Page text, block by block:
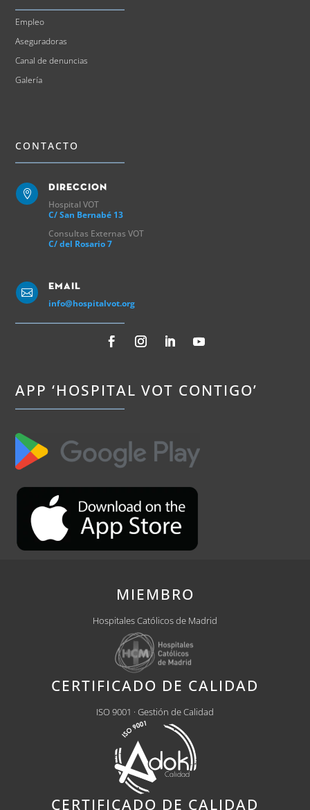
Empleo
Aseguradoras
Canal de denuncias
Galería
CONTACTO

Direccion
Hospital VOT
C/ San Bernabé 13
Consultas Externas VOT
C/ del Rosario 7

Email
info@hospitalvot.org
APP ‘HOSPITAL VOT CONTIGO’
MIEMBRO
Hospitales Católicos de Madrid
CERTIFICADO DE CALIDAD
ISO 9001 · Gestión de Calidad
CERTIFICADO DE CALIDAD